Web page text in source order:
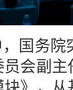
，国务
会副